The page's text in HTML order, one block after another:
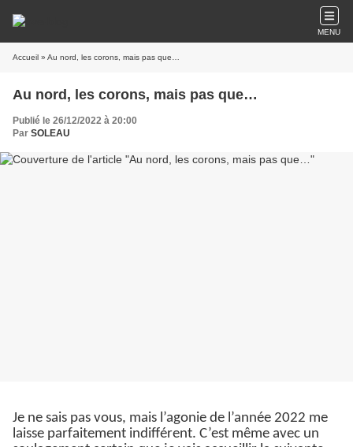
MENU
Accueil » Au nord, les corons, mais pas que…
Au nord, les corons, mais pas que…
Publié le 26/12/2022 à 20:00
Par SOLEAU
Je ne sais pas vous, mais l’agonie de l’année 2022 me
laisse parfaitement indifférent. C’est même avec un